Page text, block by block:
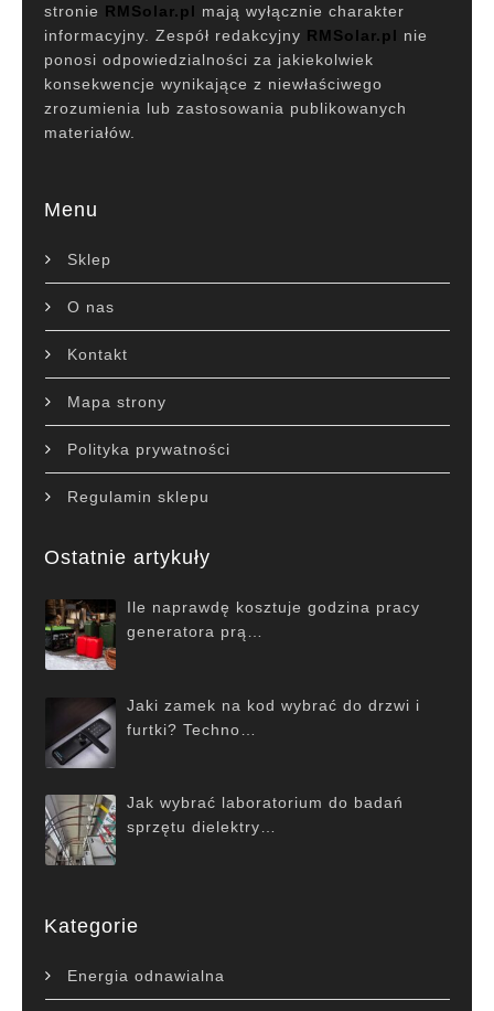
stronie RMSolar.pl mają wyłącznie charakter
informacyjny. Zespół redakcyjny RMSolar.pl nie
ponosi odpowiedzialności za jakiekolwiek
konsekwencje wynikające z niewłaściwego
zrozumienia lub zastosowania publikowanych
materiałów.
Menu
Sklep
O nas
Kontakt
Mapa strony
Polityka prywatności
Regulamin sklepu
Ostatnie artykuły
Ile naprawdę kosztuje godzina pracy
generatora prą…
Jaki zamek na kod wybrać do drzwi i
furtki? Techno…
Jak wybrać laboratorium do badań
sprzętu dielektry…
Kategorie
Energia odnawialna